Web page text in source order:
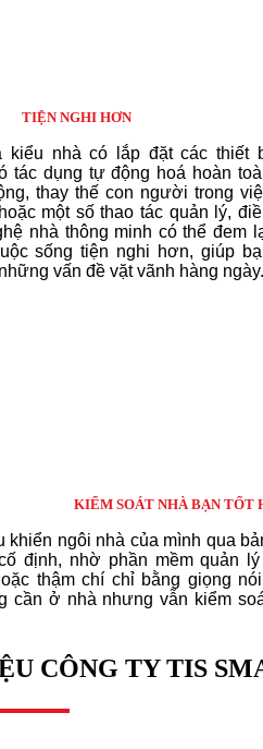
TIỆN NGHI HƠN
kiểu nhà có lắp đặt các thiết
tác dụng tự động hoá hoàn
thay thế con người trong
một số thao tác quản lý,
nhà thông minh có thể đem
sống tiện nghi hơn, giúp
vấn đề vặt vãnh hàng ngày.
KIỂM SOÁT NHÀ BẠN TỐT
khiển ngôi nhà của mình qua
định, nhờ phần mềm quản
thậm chí chỉ bằng giọng
cần ở nhà nhưng vẫn kiểm
CÔNG TY TIS